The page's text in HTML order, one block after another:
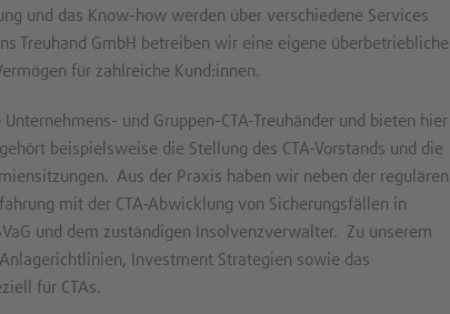
und das Know-how werden über verschiedene Services
Treuhand GmbH betreiben wir eine eigene überbetriebliche
für zahlreiche Kund:innen.
und Gruppen-CTA-Treuhänder und bieten hier
beispielsweise die Stellung des CTA-Vorstands und die
Aus der Praxis haben wir neben der regulären
mit der CTA-Abwicklung von Sicherungsfällen in
und dem zuständigen Insolvenzverwalter. Zu unserem
Investment Strategien sowie das
für CTAs.